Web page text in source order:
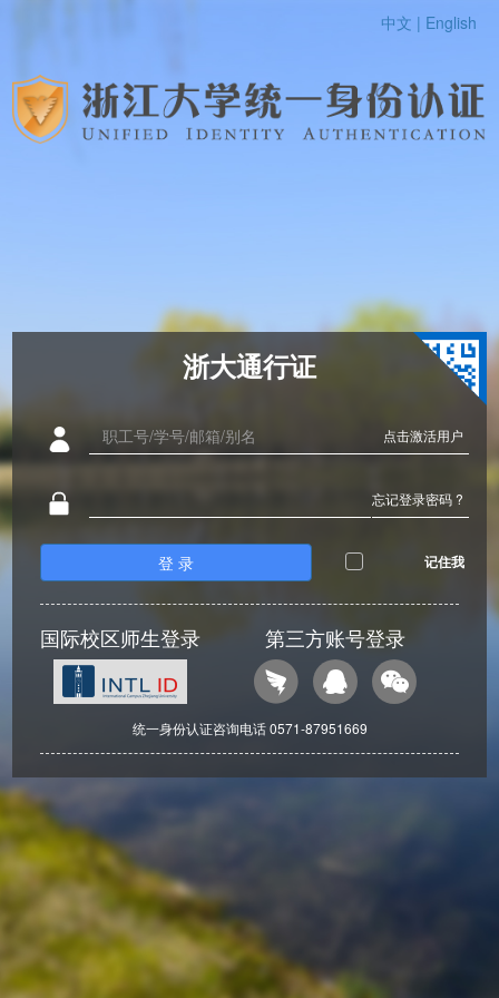
中文 | English
浙大通行证
点击激活用户
忘记登录密码 ?
登 录 记住我
国际校区师生登录 第三方账号登录
统一身份认证咨询电话 0571-87951669